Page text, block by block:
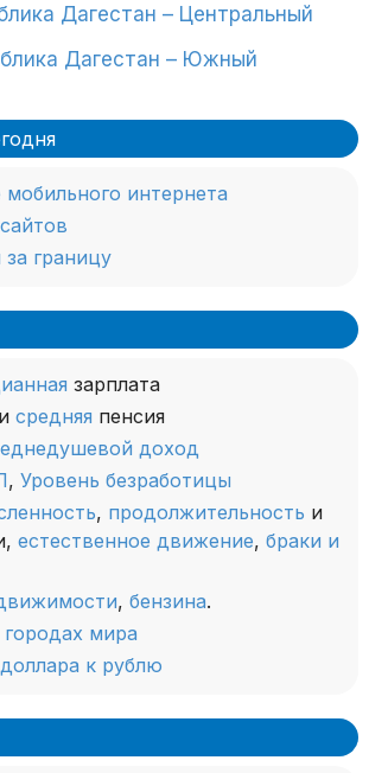
Дагестан – Центральный
Дагестан – Южный
интернета
границу
зарплата
и средняя пенсия
доход
, Уровень безработицы
, продолжительность и
естественное движение, браки и
, бензина.
мира
к рублю